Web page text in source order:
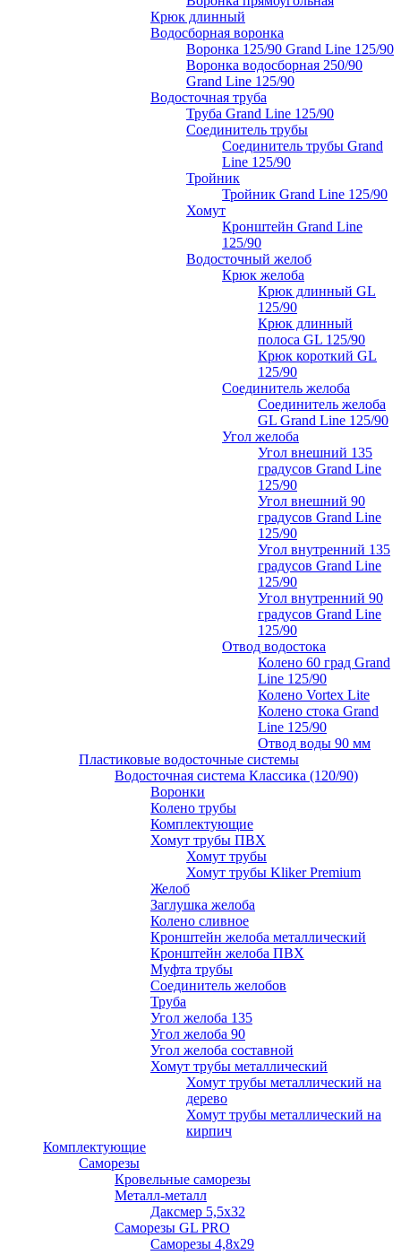
Крюк длинный
Водосборная воронка
Воронка 125/90 Grand Line 125/90
Воронка водосборная 250/90
Grand Line 125/90
Водосточная труба
Труба Grand Line 125/90
Соединитель трубы
Соединитель трубы Grand
Line 125/90
Тройник
Тройник Grand Line 125/90
Хомут
Кронштейн Grand Line
125/90
Водосточный желоб
Крюк желоба
Крюк длинный GL
125/90
Крюк длинный
полоса GL 125/90
Крюк короткий GL
125/90
Соединитель желоба
Соединитель желоба
GL Grand Line 125/90
Угол желоба
Угол внешний 135
градусов Grand Line
125/90
Угол внешний 90
градусов Grand Line
125/90
Угол внутренний 135
градусов Grand Line
125/90
Угол внутренний 90
градусов Grand Line
125/90
Отвод водостока
Колено 60 град Grand
Line 125/90
Колено Vortex Lite
Колено стока Grand
Line 125/90
Отвод воды 90 мм
Пластиковые водосточные системы
Водосточная система Классика (120/90)
Воронки
Колено трубы
Комплектующие
Хомут трубы ПВХ
Хомут трубы
Хомут трубы Kliker Premium
Желоб
Заглушка желоба
Колено сливное
Кронштейн желоба металлический
Кронштейн желоба ПВХ
Муфта трубы
Соединитель желобов
Труба
Угол желоба 135
Угол желоба 90
Угол желоба составной
Хомут трубы металлический
Хомут трубы металлический на
дерево
Хомут трубы металлический на
кирпич
Комплектующие
Саморезы
Кровельные саморезы
Металл-металл
Даксмер 5,5х32
Саморезы GL PRO
Сaморезы 4,8х29